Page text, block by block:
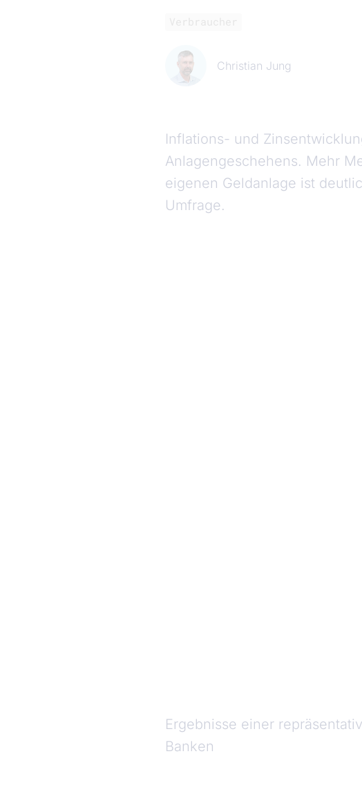
Christian Jung
Inflations- und
Anlagengeschehens. Mehr
eigenen Geldanlage ist
Umfrage.
Ergebnisse einer
Banken